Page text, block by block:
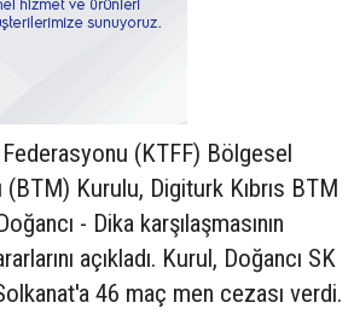
Federasyonu (KTFF) Bölgesel
(BTM) Kurulu, Digiturk Kıbrıs BTM
- Dika karşılaşmasının
açıkladı. Kurul, Doğancı SK
46 maç men cezası verdi.